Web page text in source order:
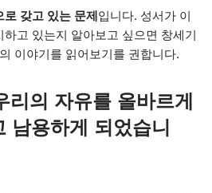
로 갖고 있는 문제입니다. 성서가 이
고 있는지 알아보고 싶으면 창세기
이야기를 읽어보기를 권합니다.
리의 자유를 올바르게
남용하게 되었습니